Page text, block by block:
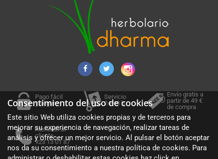
Pago fácil
y seguro
Servicio
24-48 h.
Envío gratis a
partir de 49 €
de compra
Atención al
cliente
923 13 01 87
Consentimiento del uso de cookies
Este sitio Web utiliza cookies propias y de terceros para
mejorar su experiencia de navegación, realizar tareas de
análisis y ofrecer un mejor servicio. Al pulsar el botón aceptar
nos da su consentimiento a nuestra política de cookies. Para